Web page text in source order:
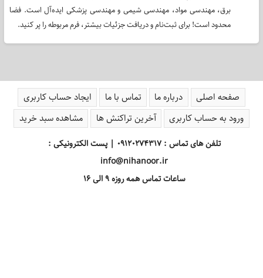
برق، مهندسی مواد، مهندسی شیمی و مهندسی پزشکی ایده‌آل است. فضا
محدود است! برای ثبت‌نام و دریافت جزئیات بیشتر، فرم مربوطه را پر کنید.
صفحه اصلی درباره ما تماس با ما
ایجاد حساب کاربری
ورود به حساب کاربری
آخرین تراکنش ها مشاهده سبد خرید
تلفن های تماس : 09120274317 | پست الکترونیکی :
info@nihanoor.ir
ساعات تماس همه روزه 9 الی 16